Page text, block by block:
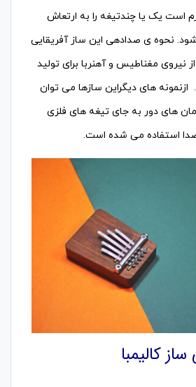
است یک یا چندتیغه را به ارتعاش
شود. نحوه ی صدادهی این ساز آفریقایی
مغناطیس و آهنربا برای تولید
های دیگراین سازها می توان
های دور به جای تیغه های فلزی
صدا استفاده می شده است.
ساز کالیمبا